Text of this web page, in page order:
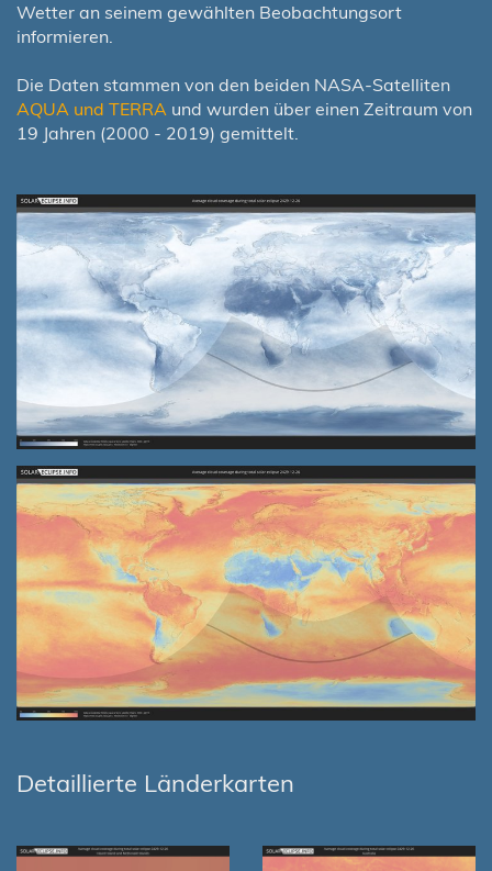
Wetter an seinem gewählten Beobachtungsort
informieren.
Die Daten stammen von den beiden NASA-Satelliten
AQUA und TERRA und wurden über einen Zeitraum von
19 Jahren (2000 - 2019) gemittelt.
Detaillierte Länderkarten